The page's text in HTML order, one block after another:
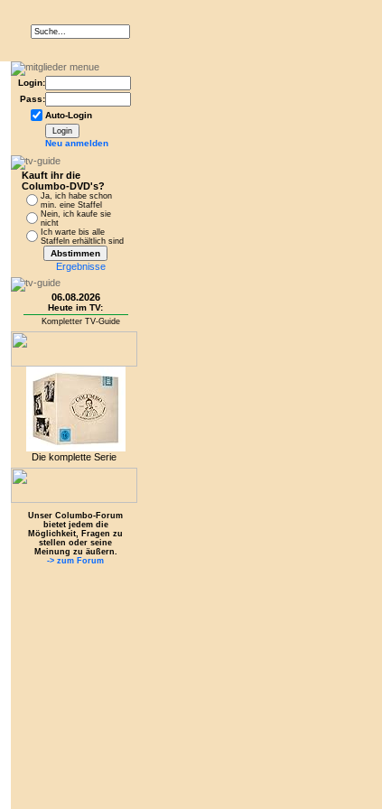
Login:
Pass:
Auto-Login
Neu anmelden
Kauft ihr die
Columbo-DVD's?
Ja, ich habe schon
min. eine Staffel
Nein, ich kaufe sie
nicht
Ich warte bis alle
Staffeln erhältlich sind
Ergebnisse
06.08.2026
Heute im TV:
Kompletter TV-Guide
Die komplette Serie
Unser Columbo-Forum
bietet jedem die
Möglichkeit, Fragen zu
stellen oder seine
Meinung zu äußern.
-> zum Forum